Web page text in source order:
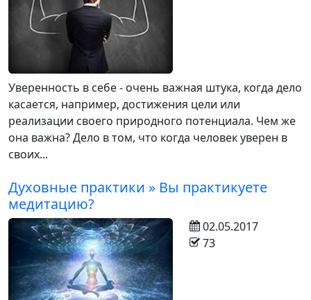
Уверенность в себе - очень важная штука, когда дело
касается, например, достижения цели или
реализации своего природного потенциала. Чем же
она важна? Дело в том, что когда человек уверен в
своих...
Духовные практики » Вы практикуете
медитацию?
02.05.2017
73